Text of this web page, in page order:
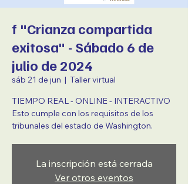
f "Crianza compartida
exitosa" - Sábado 6 de
julio de 2024
sáb 21 de jun
  |
Taller virtual
TIEMPO REAL - ONLINE - INTERACTIVO
Esto cumple con los requisitos de los
tribunales del estado de Washington.
La inscripción está cerrada
Ver otros eventos